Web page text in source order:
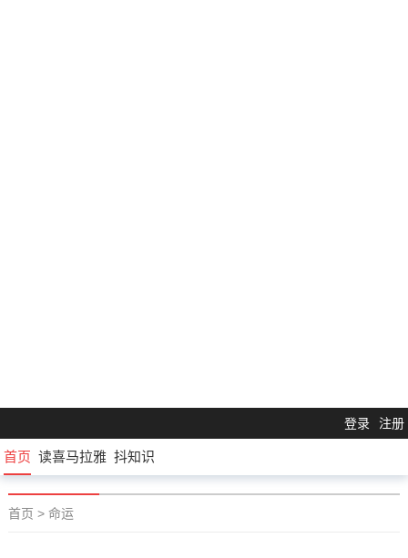
登录 注册
首页 读喜马拉雅 抖知识
首页 > 命运